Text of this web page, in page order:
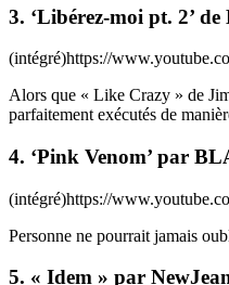
3. ‘Libérez-moi pt. 2’
(intégré)https://
Alors que « Like Crazy » de
parfaitement exécutés de
4. ‘Pink Venom’ par
(intégré)https://
Personne ne pourrait jamais
5. « Idem » par